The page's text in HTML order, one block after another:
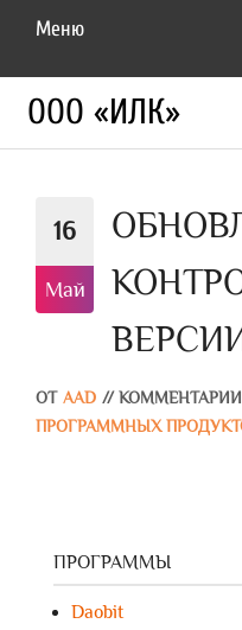
Меню
ООО «ИЛК»
16
Май
ОТ AAD //
ПРОГРАММНЫХ
ПРОГРАММЫ
Daobit